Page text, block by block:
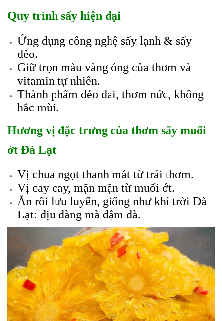
Quy trình sấy hiện đại
Ứng dụng công nghệ sấy lạnh & sấy
dẻo.
Giữ trọn màu vàng óng của thơm và
vitamin tự nhiên.
Thành phẩm dẻo dai, thơm nức, không
hắc mùi.
Hương vị đặc trưng của thơm sấy muối
ớt Đà Lạt
Vị chua ngọt thanh mát từ trái thơm.
Vị cay cay, mặn mặn từ muối ớt.
Ăn rồi lưu luyến, giống như khí trời Đà
Lạt: dịu dàng mà đậm đà.